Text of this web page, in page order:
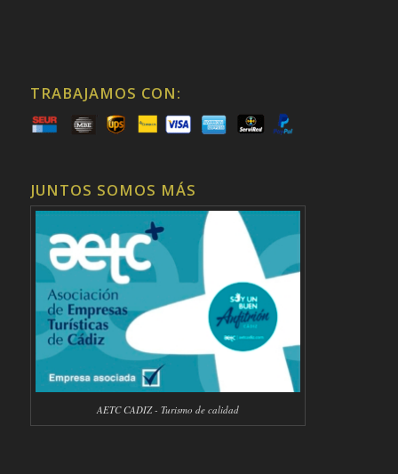
TRABAJAMOS CON:
JUNTOS SOMOS MÁS
AETC CADIZ - Turismo de calidad